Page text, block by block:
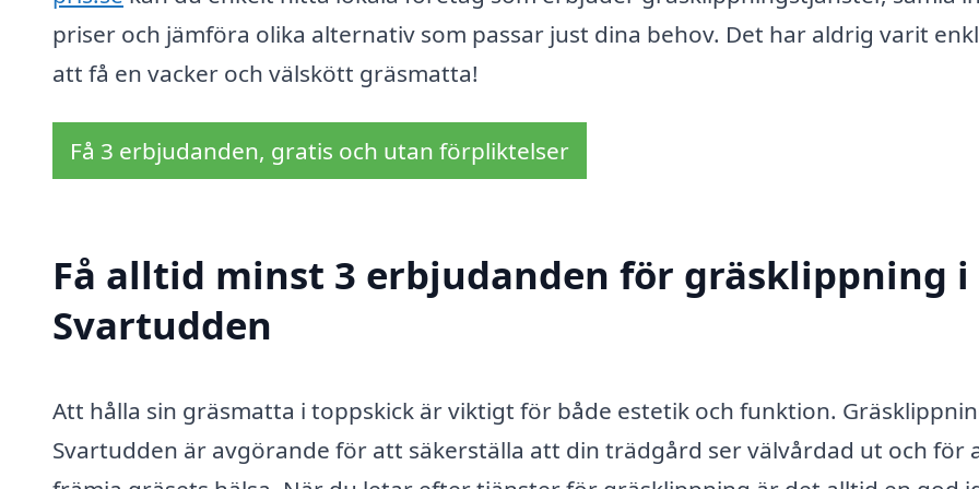
priser och jämföra olika alternativ som passar just dina behov. Det har aldrig varit
att få en vacker och välskött gräsmatta!
Få 3 erbjudanden, gratis och utan förpliktelser
Få alltid minst 3 erbjudanden för gräsklippning i
Svartudden
Att hålla sin gräsmatta i toppskick är viktigt för både estetik och funktion.
Svartudden är avgörande för att säkerställa att din trädgård ser välvårdad ut och för